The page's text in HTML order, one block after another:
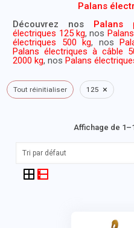
Palans
Découvrez nos Palans
électriques 125 kg, nos
électriques 500 kg, nos
Palans électriques à câble
2000 kg, nosPalans
Tout réinitialiser 125 ×
Affichage de